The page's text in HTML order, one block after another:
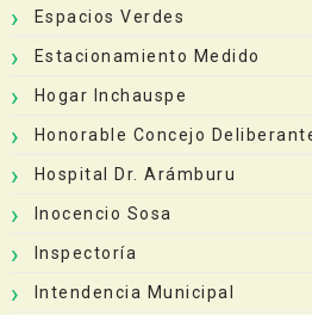
Espacios Verdes
Estacionamiento Medido
Hogar Inchauspe
Honorable Concejo
Hospital Dr. Arámburu
Inocencio Sosa
Inspectoría
Intendencia Municipal